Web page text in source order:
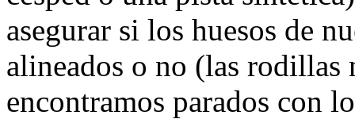
asegurar si los huesos de
alineados o no (las rodillas
encontramos parados con